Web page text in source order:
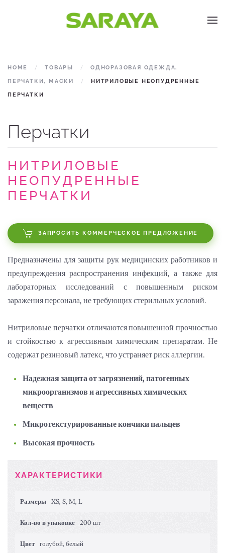
Skip to main content
HOME ТОВАРЫ ОДНОРАЗОВАЯ ОДЕЖДА,
ПЕРЧАТКИ, МАСКИ НИТРИЛОВЫЕ НЕОПУДРЕННЫЕ
ПЕРЧАТКИ
Перчатки
НИТРИЛОВЫЕ
НЕОПУДРЕННЫЕ
ПЕРЧАТКИ
ЗАПРОСИТЬ КОММЕРЧЕСКОЕ ПРЕДЛОЖЕНИЕ
Предназначены для защиты рук медицинских работников и
предупреждения распространения инфекций, а также для
лабораторных исследований с повышенным риском
заражения персонала, не требующих стерильных условий.
Нитриловые перчатки отличаются повышенной прочностью
и стойкостью к агрессивным химическим препаратам. Не
содержат резиновый латекс, что устраняет риск аллергии.
Надежная защита от загрязнений, патогенных
микроорганизмов и агрессивных химических
веществ
Микротекстурированные кончики пальцев
Высокая прочность
ХАРАКТЕРИСТИКИ
Размеры XS, S, M, L
Кол-во в упаковке 200 шт
Цвет голубой, белый